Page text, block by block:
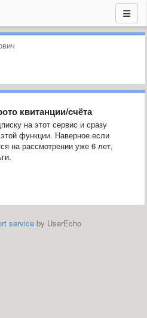
квитанции/счёта
на этот сервис и сразу
функции. Наверное если
на рассмотрении уже 6 лет,
service by UserEcho